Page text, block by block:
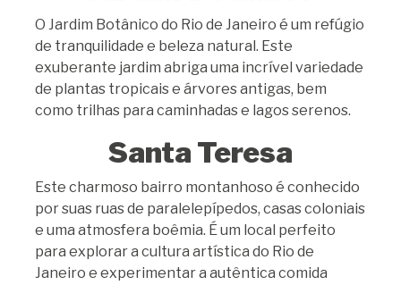
O Jardim Botânico do Rio de Janeiro é um refúgio
de tranquilidade e beleza natural. Este
exuberante jardim abriga uma incrível variedade
de plantas tropicais e árvores antigas, bem
como trilhas para caminhadas e lagos serenos.
Santa Teresa
Este charmoso bairro montanhoso é conhecido
por suas ruas de paralelepípedos, casas coloniais
e uma atmosfera boêmia. É um local perfeito
para explorar a cultura artística do Rio de
Janeiro e experimentar a autêntica comida